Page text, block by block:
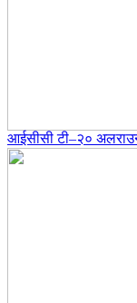
आईसीसी टी–२०